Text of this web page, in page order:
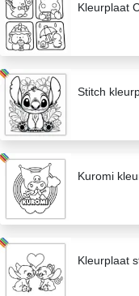
Kleurplaat
Stitch
Kuromi
Kleurplaat